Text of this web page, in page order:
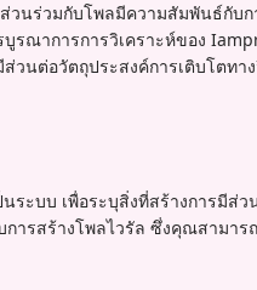
วนร่วมกับโพลมีความสัมพันธ์กับก
รณาการการวิเคราะห์ของ
วนต่อวัตถุประสงค์การเติบโตท
ะบบ เพื่อระบุสิ่งที่สร้างการมีส่
ารสร้างโพลไวรัล ซึ่งคุณสามาร